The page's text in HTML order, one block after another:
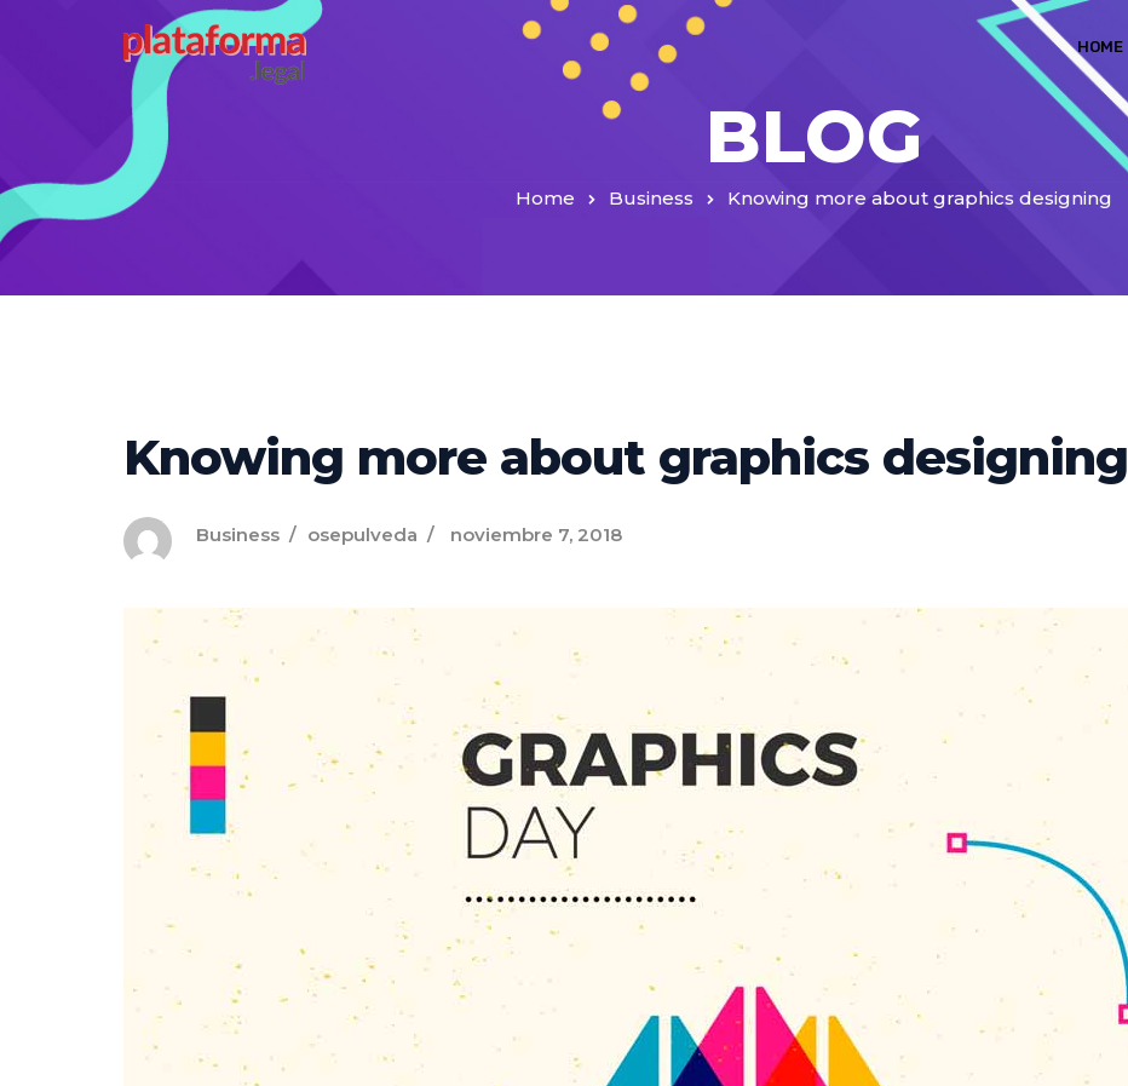
HOME
BLOG
Home Business Knowing more about graphics designing
Knowing more about graphics designing
Business osepulveda noviembre 7, 2018